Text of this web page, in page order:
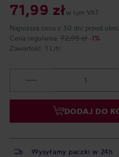
71,99 złw tym VAT
Najniższa cena z 30 dni przed
Cena regularna: 72,99 zł -1%
Zawartość: 1 Litr
DODAJ DO
Wysyłamy paczki w 24h